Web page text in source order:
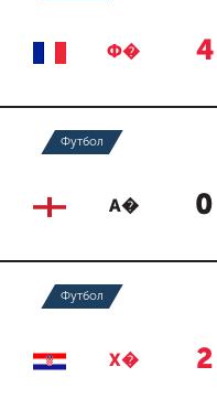
Ф� 4
Футбол
А� 0
Футбол
Х� 2